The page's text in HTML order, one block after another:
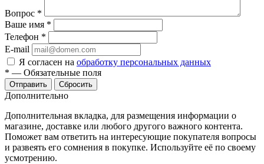
Вопрос *
Ваше имя *
Телефон *
E-mail
Я согласен на обработку персональных данных
* — Обязательные поля
Сбросить
Дополнительно
Дополнительная вкладка, для размещения информации о
магазине, доставке или любого другого важного контента.
Поможет вам ответить на интересующие покупателя вопросы
и развеять его сомнения в покупке. Используйте её по своему
усмотрению.